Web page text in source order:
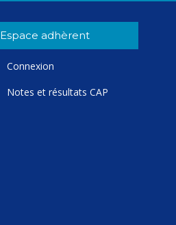
Espace adhèrent
Connexion
Notes et résultats CAP